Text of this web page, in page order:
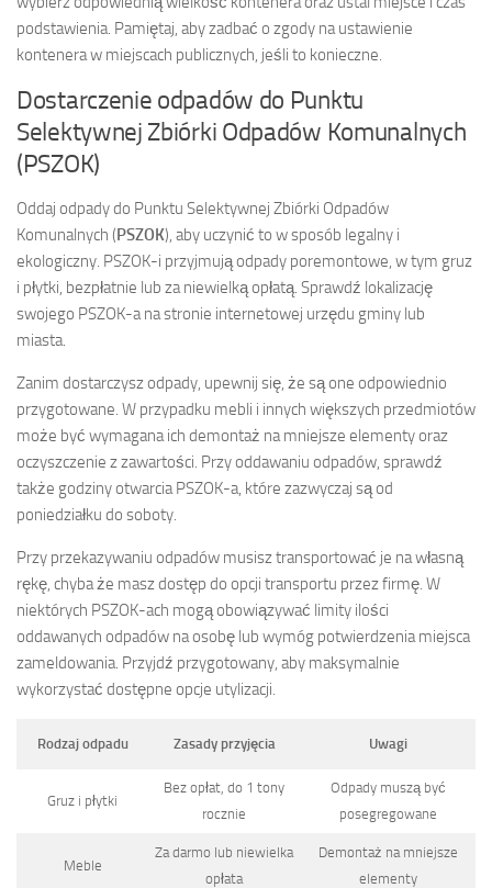
podstawienia. Pamiętaj, aby zadbać o zgody na ustawienie
kontenera w miejscach publicznych, jeśli to konieczne.
Dostarczenie odpadów do Punktu
Selektywnej Zbiórki Odpadów Komunalnych
(PSZOK)
Oddaj odpady do Punktu Selektywnej Zbiórki Odpadów
Komunalnych (PSZOK), aby uczynić to w sposób legalny i
ekologiczny. PSZOK-i przyjmują odpady poremontowe, w tym gruz
i płytki, bezpłatnie lub za niewielką opłatą. Sprawdź lokalizację
swojego PSZOK-a na stronie internetowej urzędu gminy lub
miasta.
Zanim dostarczysz odpady, upewnij się, że są one odpowiednio
przygotowane. W przypadku mebli i innych większych przedmiotów
może być wymagana ich demontaż na mniejsze elementy oraz
oczyszczenie z zawartości. Przy oddawaniu odpadów, sprawdź
także godziny otwarcia PSZOK-a, które zazwyczaj są od
poniedziałku do soboty.
Przy przekazywaniu odpadów musisz transportować je na własną
rękę, chyba że masz dostęp do opcji transportu przez firmę. W
niektórych PSZOK-ach mogą obowiązywać limity ilości
oddawanych odpadów na osobę lub wymóg potwierdzenia miejsca
zameldowania. Przyjdź przygotowany, aby maksymalnie
wykorzystać dostępne opcje utylizacji.
Rodzaj odpadu Zasady przyjęcia Uwagi
Gruz i płytki
Bez opłat, do 1 tony
rocznie
Odpady muszą być
posegregowane
Meble
Za darmo lub niewielka
opłata
Demontaż na mniejsze
elementy